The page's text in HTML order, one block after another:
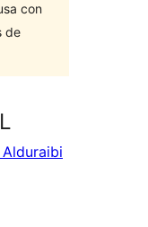
con
de
Alduraibi